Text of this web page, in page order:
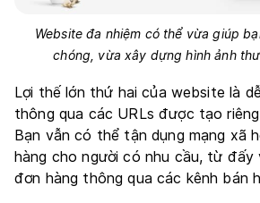
Website đa nhiệm có thể vừa giúp
chóng, vừa xây dựng hình ảnh
Lợi thế lớn thứ hai của website là
thông qua các URLs được tạo
Bạn vẫn có thể tận dụng mạng xã
hàng cho người có nhu cầu, từ
đơn hàng thông qua các kênh bán